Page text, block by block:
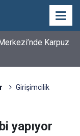
Karpuz
Girişimcilik
yapıyor